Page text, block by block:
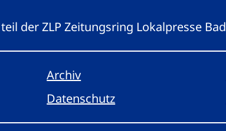
der ZLP Zeitungsring Lokalpresse
Archiv
Datenschutz